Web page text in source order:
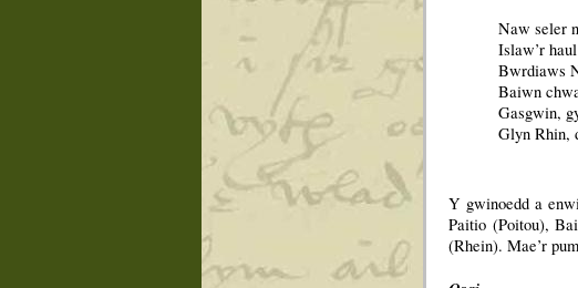
Naw seler
Islaw’r
Bwrdiaws
Baiwn
Gasgwin,
Glyn Rhin,
Y gwinoedd a
Paitio (Poitou),
(Rhein). Mae’r